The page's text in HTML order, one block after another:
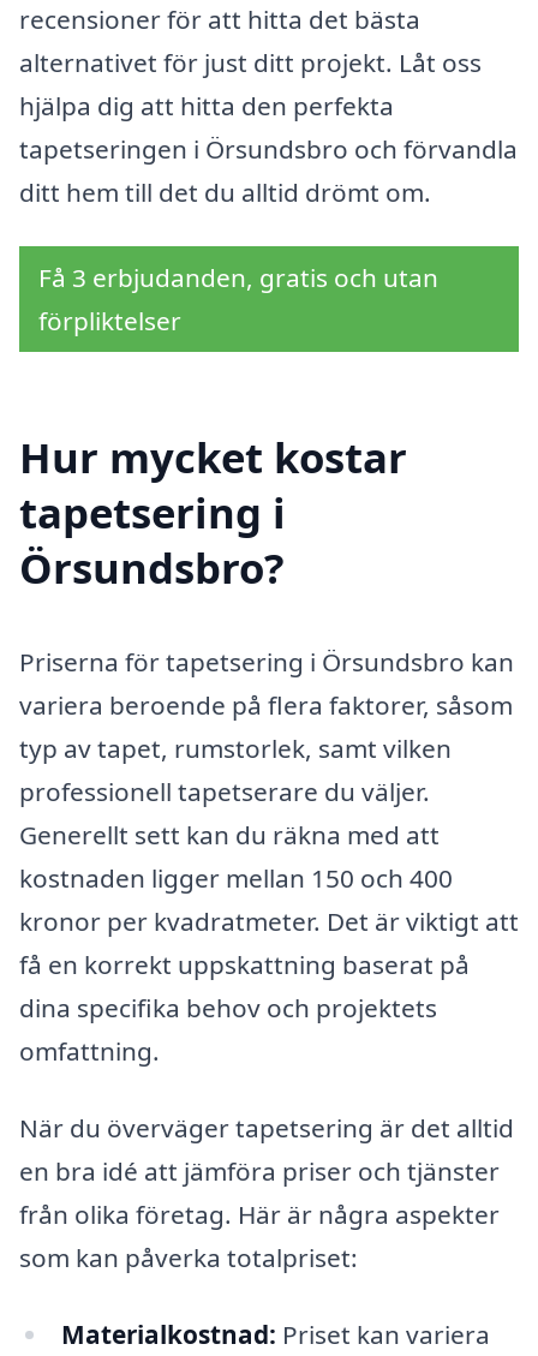
recensioner för att hitta det bästa
alternativet för just ditt projekt. Låt oss
hjälpa dig att hitta den perfekta
tapetseringen i Örsundsbro och förvandla
ditt hem till det du alltid drömt om.
Få 3 erbjudanden, gratis och utan
förpliktelser
Hur mycket kostar
tapetsering i
Örsundsbro?
Priserna för tapetsering i Örsundsbro kan
variera beroende på flera faktorer, såsom
typ av tapet, rumstorlek, samt vilken
professionell tapetserare du väljer.
Generellt sett kan du räkna med att
kostnaden ligger mellan 150 och 400
kronor per kvadratmeter. Det är viktigt att
få en korrekt uppskattning baserat på
dina specifika behov och projektets
omfattning.
När du överväger tapetsering är det alltid
en bra idé att jämföra priser och tjänster
från olika företag. Här är några aspekter
som kan påverka totalpriset:
Materialkostnad: Priset kan variera